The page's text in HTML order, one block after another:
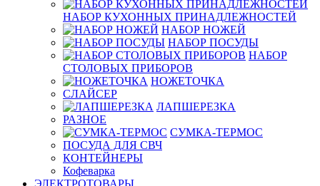
НАБОР КУХОННЫХ ПРИНАДЛЕЖНОСТЕЙ
НАБОР НОЖЕЙ
НАБОР ПОСУДЫ
НАБОР
СТОЛОВЫХ ПРИБОРОВ
НОЖЕТОЧКА
СЛАЙСЕР
ЛАПШЕРЕЗКА
РАЗНОЕ
СУМКА-ТЕРМОС
ПОСУДА ДЛЯ СВЧ
КОНТЕЙНЕРЫ
Кофеварка
ЭЛЕКТРОТОВАРЫ